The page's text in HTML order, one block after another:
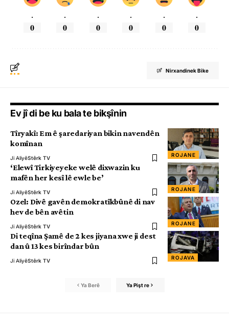
.
0
.
0
.
0
.
0
.
0
.
0
Nirxandinek Bike
Ev jî di be ku bala te bikşînin
ROJANE
Tîryakî: Em ê şaredariyan bikin navendên
komînan
Ji AliyêStêrk TV
ROJANE
‘Elewî Tirkiyeyeke welê dixwazin ku
mafên her kesî lê ewle be’
Ji AliyêStêrk TV
ROJANE
Ozel: Divê gavên demokratîkbûnê di nav
hev de bên avêtin
Ji AliyêStêrk TV
ROJAVA
Di teqîna Şamê de 2 kes jiyana xwe ji dest
dan û 13 kes birîndar bûn
Ji AliyêStêrk TV
Ya Berê Ya Pişt re